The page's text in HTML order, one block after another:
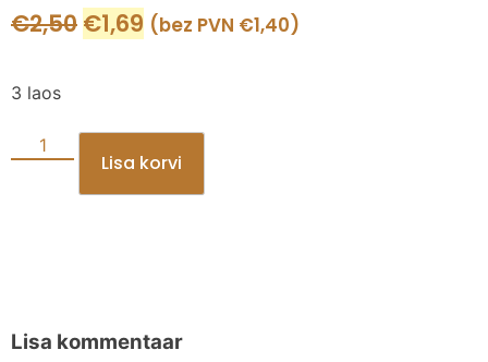
€2,50 €1,69 (bez PVN €1,40)
3 laos
Lisa korvi
Lisa kommentaar